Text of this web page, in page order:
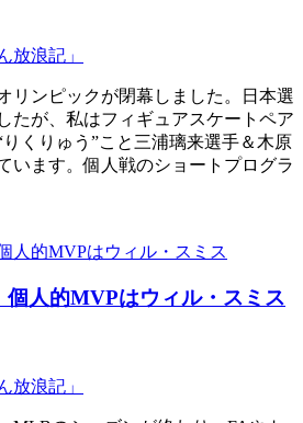
放浪記」
リンピックが閉幕しました。日本選
たが、私はフィギュアスケートペア
くりゅう”こと三浦璃来選手＆木原
います。個人戦のショートプログラ
個人的MVPはウィル・スミス
放浪記」